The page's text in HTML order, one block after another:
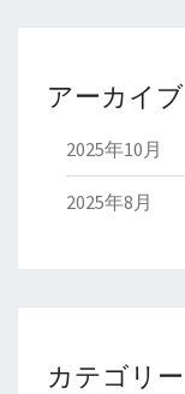
アーカイブ
2025年10月
2025年8月
カテゴリー